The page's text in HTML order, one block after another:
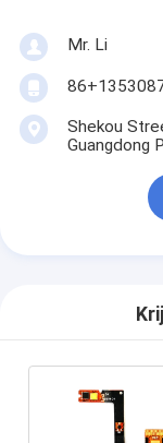
Mr. Li
Shekou
Guangdong